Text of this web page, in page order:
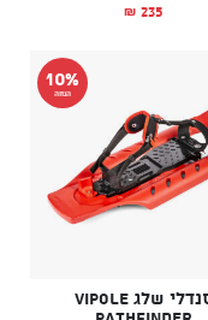
₪ 235
10%
הנחה
סנדלי שלג Vipole